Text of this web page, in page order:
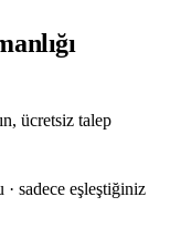
ücretsiz talep
sadece eşleştiğiniz